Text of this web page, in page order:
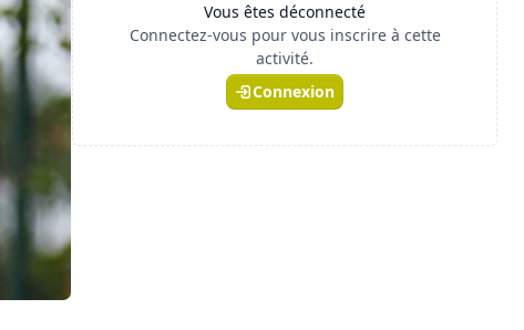
Vous êtes déconnecté
Connectez-vous pour vous inscrire à cette
activité.
Connexion